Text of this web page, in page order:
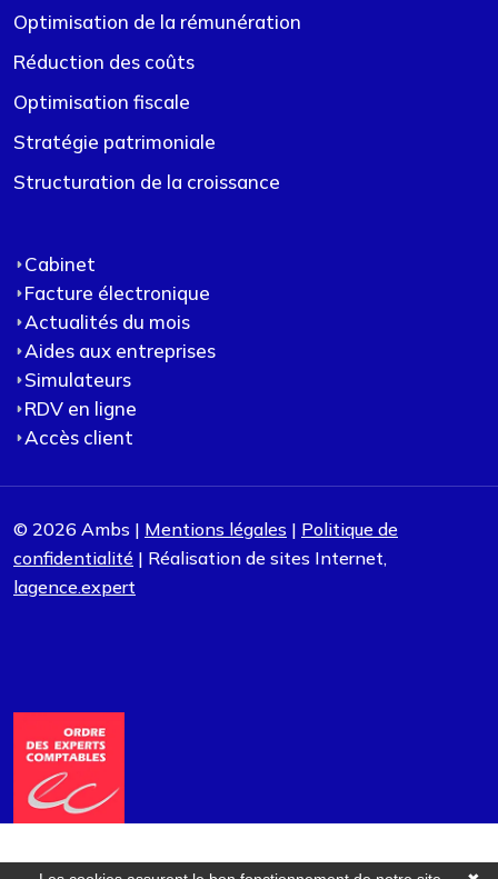
Optimisation de la rémunération
Réduction des coûts
Optimisation fiscale
Stratégie patrimoniale
Structuration de la croissance
Cabinet
Facture électronique
Actualités du mois
Aides aux entreprises
Simulateurs
RDV en ligne
Accès client
© 2026 Ambs | Mentions légales | Politique de
confidentialité | Réalisation de sites Internet,
lagence.expert